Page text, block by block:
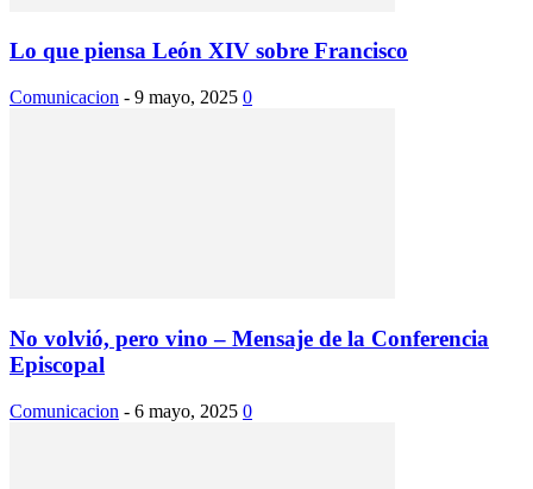
Lo que piensa León XIV sobre Francisco
Comunicacion - 9 mayo, 2025 0
No volvió, pero vino – Mensaje de la Conferencia
Episcopal
Comunicacion - 6 mayo, 2025 0